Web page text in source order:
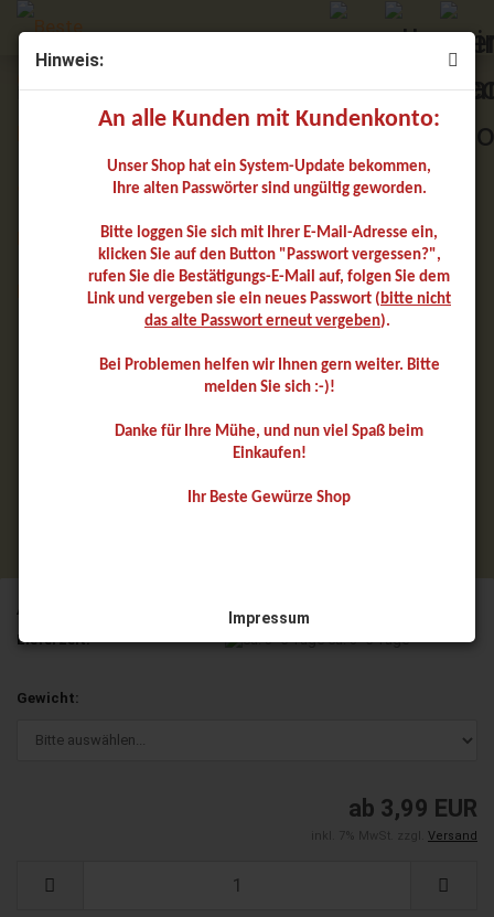
Hinweis:
An alle Kunden mit Kundenkonto:
Unser Shop hat ein System-Update bekommen,
Ihre alten Passwörter sind ungültig geworden.
Bitte loggen Sie sich mit Ihrer E-Mail-Adresse ein,
klicken Sie auf den Button "Passwort vergessen?",
rufen Sie die Bestätigungs-E-Mail auf, folgen Sie dem
Link und vergeben sie ein neues Passwort (bitte nicht
das alte Passwort erneut vergeben).
Bei Problemen helfen wir Ihnen gern weiter. Bitte
melden Sie sich :-)!
Danke für Ihre Mühe, und nun viel Spaß beim
Einkaufen!
Ihr Beste Gewürze Shop
Impressum
info@beste-gewuerze.de
Kardamom-Saat gemahlen
Art.Nr.:
1015
Lieferzeit:
ca. 3 -5 Tage
Gewicht:
ab 3,99 EUR
Versand